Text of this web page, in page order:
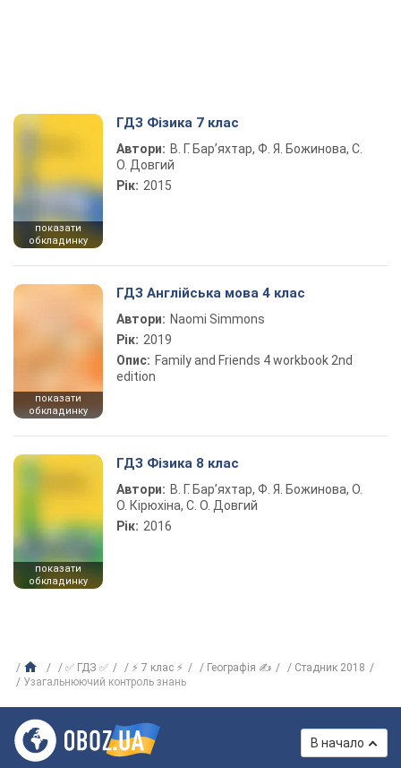
показати
обкладинку
ГДЗ Фізика 7 клас
Автори: В. Г. Бар’яхтар, Ф. Я. Божинова, С.
О. Довгий
Рік: 2015
показати
обкладинку
ГДЗ Англійська мова 4 клас
Автори: Naomi Simmons
Рік: 2019
Опис: Family and Friends 4 workbook 2nd
edition
показати
обкладинку
ГДЗ Фізика 8 клас
Автори: В. Г. Бар’яхтар, Ф. Я. Божинова, О.
О. Кірюхіна, С. О. Довгий
Рік: 2016
✅ ГДЗ ✅ ⚡ 7 клас ⚡ Географія ✍
Стадник 2018
Узагальнюючий контроль знань
В начало